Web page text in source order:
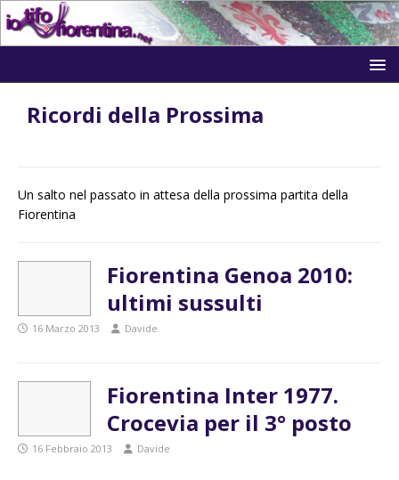
Ricordi della Prossima
Un salto nel passato in attesa della prossima partita della
Fiorentina
Fiorentina Genoa 2010:
ultimi sussulti
16 Marzo 2013 Davide
Fiorentina Inter 1977.
Crocevia per il 3° posto
16 Febbraio 2013 Davide